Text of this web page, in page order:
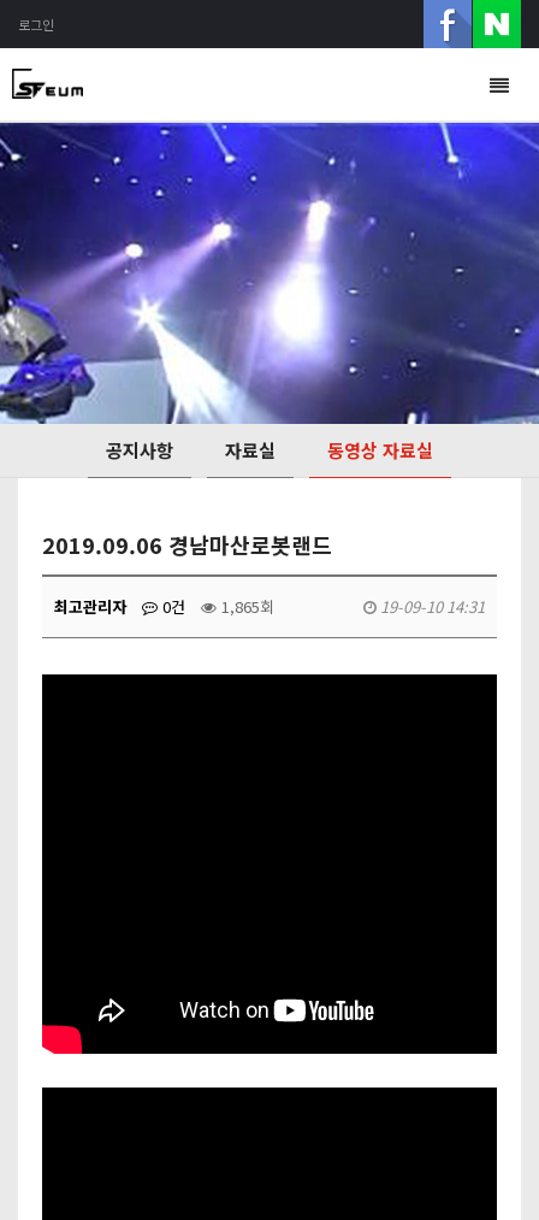
로그인
공지사항 자료실 동영상 자료실
2019.09.06 경남마산로봇랜드
최고관리자 0건 1,865회 19-09-10 14:31